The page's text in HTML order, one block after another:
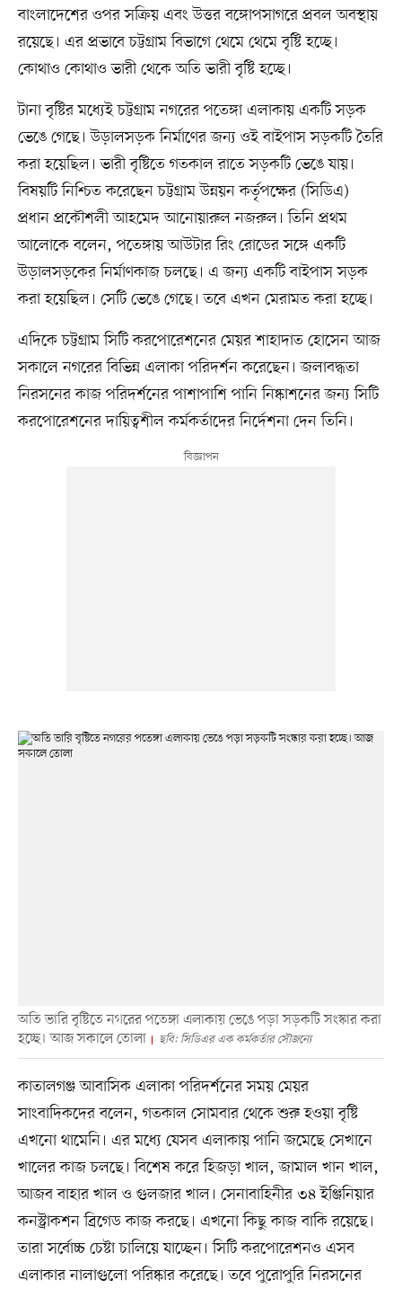
বাংলাদেশের ওপর সক্রিয় এবং উত্তর বঙ্গোপসাগরে প্রবল অবস্থায়
রয়েছে। এর প্রভাবে চট্টগ্রাম বিভাগে থেমে থেমে বৃষ্টি হচ্ছে।
কোথাও কোথাও ভারী থেকে অতি ভারী বৃষ্টি হচ্ছে।
টানা বৃষ্টির মধ্যেই চট্টগ্রাম নগরের পতেঙ্গা এলাকায় একটি সড়ক
ভেঙে গেছে। উড়ালসড়ক নির্মাণের জন্য ওই বাইপাস সড়কটি তৈরি
করা হয়েছিল। ভারী বৃষ্টিতে গতকাল রাতে সড়কটি ভেঙে যায়।
বিষয়টি নিশ্চিত করেছেন চট্টগ্রাম উন্নয়ন কর্তৃপক্ষের (সিডিএ)
প্রধান প্রকৌশলী আহমেদ আনোয়ারুল নজরুল। তিনি প্রথম
আলোকে বলেন, পতেঙ্গায় আউটার রিং রোডের সঙ্গে একটি
উড়ালসড়কের নির্মাণকাজ চলছে। এ জন্য একটি বাইপাস সড়ক
করা হয়েছিল। সেটি ভেঙে গেছে। তবে এখন মেরামত করা হচ্ছে।
এদিকে চট্টগ্রাম সিটি করপোরেশনের মেয়র শাহাদাত হোসেন আজ
সকালে নগরের বিভিন্ন এলাকা পরিদর্শন করেছেন। জলাবদ্ধতা
নিরসনের কাজ পরিদর্শনের পাশাপাশি পানি নিষ্কাশনের জন্য সিটি
করপোরেশনের দায়িত্বশীল কর্মকর্তাদের নির্দেশনা দেন তিনি।
অতি ভারি বৃষ্টিতে নগরের পতেঙ্গা এলাকায় ভেঙে পড়া সড়কটি সংস্কার করা
হচ্ছে। আজ সকালে তোলা
ছবি: সিডিএর এক কর্মকর্তার সৌজন্যে
কাতালগঞ্জ আবাসিক এলাকা পরিদর্শনের সময় মেয়র
সাংবাদিকদের বলেন, গতকাল সোমবার থেকে শুরু হওয়া বৃষ্টি
এখনো থামেনি। এর মধ্যে যেসব এলাকায় পানি জমেছে সেখানে
খালের কাজ চলছে। বিশেষ করে হিজড়া খাল, জামাল খান খাল,
আজব বাহার খাল ও গুলজার খাল। সেনাবাহিনীর ৩৪ ইঞ্জিনিয়ার
কনস্ট্রাকশন ব্রিগেড কাজ করছে। এখনো কিছু কাজ বাকি রয়েছে।
তারা সর্বোচ্চ চেষ্টা চালিয়ে যাচ্ছেন। সিটি করপোরেশনও এসব
এলাকার নালাগুলো পরিষ্কার করেছে। তবে পুরোপুরি নিরসনের